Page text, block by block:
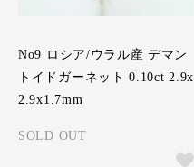
No9 ロシア/ウラル産 デマン
トイドガーネット 0.10ct 2.9x
2.9x1.7mm
SOLD OUT